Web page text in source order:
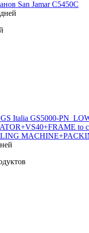
San Jamar C5450C
GS Italia GS5000-
to